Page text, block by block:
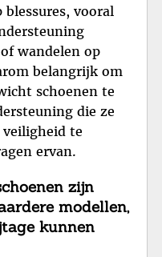
vooral
wandelen op
belangrijk om
schoenen te
die ze
te
ervan.
zijn
modellen,
kunnen